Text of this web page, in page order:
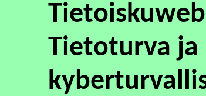
Tietoturva ja